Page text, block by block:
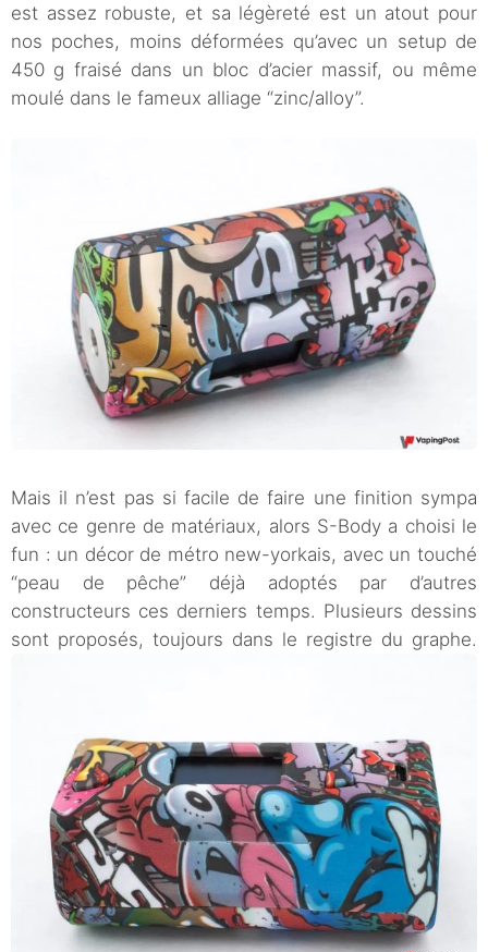
est assez robuste, et sa légèreté est un atout pour
nos poches, moins déformées qu’avec un setup de
450 g fraisé dans un bloc d’acier massif, ou même
moulé dans le fameux alliage “zinc/alloy”.
Mais il n’est pas si facile de faire une finition sympa
avec ce genre de matériaux, alors S-Body a choisi le
fun : un décor de métro new-yorkais, avec un touché
“peau de pêche” déjà adoptés par d’autres
constructeurs ces derniers temps. Plusieurs dessins
sont proposés, toujours dans le registre du graphe.